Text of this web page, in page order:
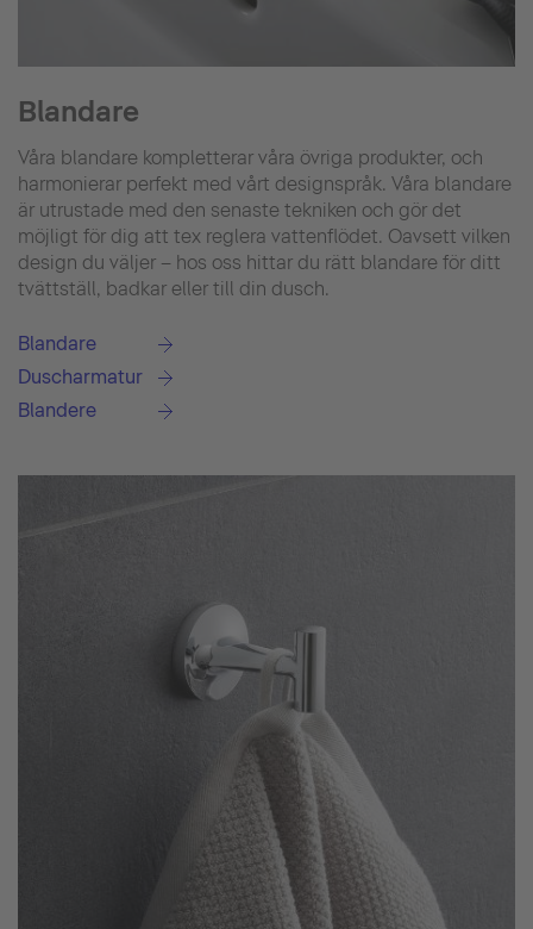
Blandare
Våra blandare kompletterar våra övriga produkter, och
harmonierar perfekt med vårt designspråk. Våra blandare
är utrustade med den senaste tekniken och gör det
möjligt för dig att tex reglera vattenflödet. Oavsett vilken
design du väljer – hos oss hittar du rätt blandare för ditt
tvättställ, badkar eller till din dusch.
Blandare
Duscharmatur
Blandere